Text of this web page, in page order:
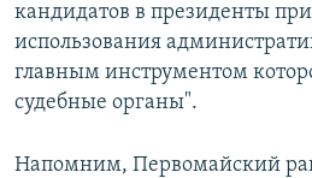
кандидатов в президенты
использования
главным инструментом
судебные органы".
Напомним, Первомайский